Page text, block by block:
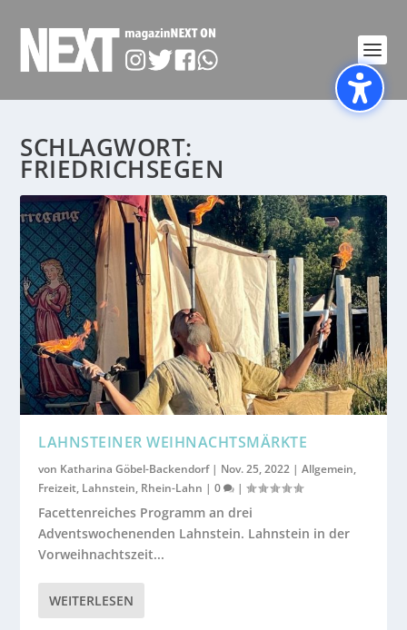
SCHLAGWORT:
FRIEDRICHSEGEN
LAHNSTEINER WEIHNACHTSMÄRKTE
von Katharina Göbel-Backendorf| Nov. 25, 2022 |Allgemein,
Freizeit, Lahnstein, Rhein-Lahn |0 |
Facettenreiches Programm an drei
Adventswochenenden Lahnstein. Lahnstein in der
Vorweihnachtszeit...
WEITERLESEN